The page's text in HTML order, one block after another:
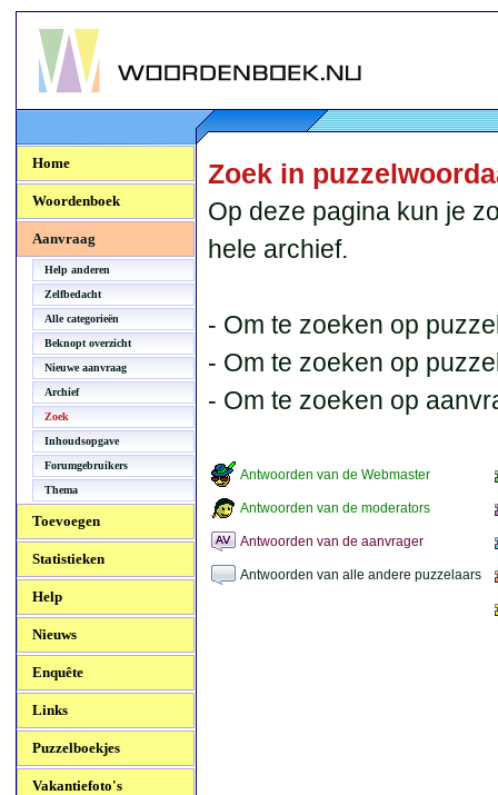
Woordenboek.NU
Home
Woordenboek
Aanvraag
Help anderen
Zelfbedacht
Alle categorieën
Beknopt overzicht
Nieuwe aanvraag
Archief
Zoek
Inhoudsopgave
Forumgebruikers
Thema
Toevoegen
Statistieken
Help
Nieuws
Enquête
Links
Puzzelboekjes
Vakantiefoto's
Zoek in
Op deze pagina kun je
hele archief.
- Om te zoeken op
- Om te zoeken op
- Om te zoeken op
Antwoorden van de Webmaster
Antwoorden van de moderators
Antwoorden van de aanvrager
Antwoorden van alle andere puzzelaars